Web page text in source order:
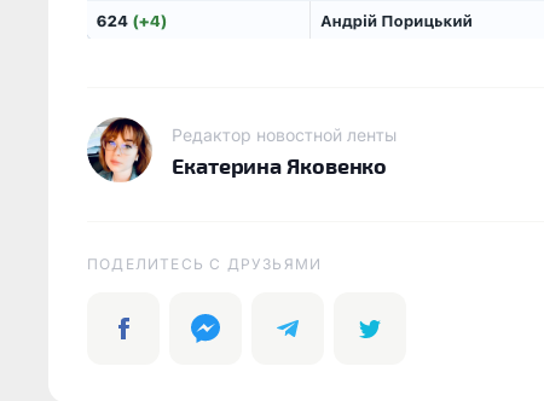
Редактор новостной ленты
Екатерина Яковенко
ПОДЕЛИТЕСЬ C ДРУЗЬЯМИ